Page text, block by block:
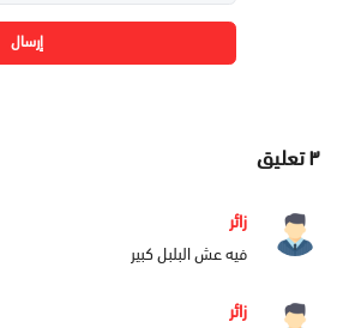
إرسال
٣تعليق
زائر
فيه عش البلبل كبير
زائر